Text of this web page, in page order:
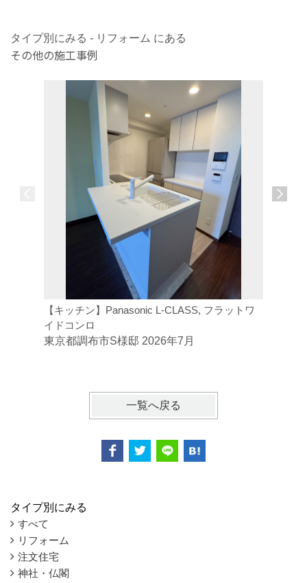
タイプ別にみる - リフォーム にある
その他の施工事例
【キッチン】Panasonic L-CLASS, フラットワ
イドコンロ
東京都調布市S様邸 2026年7月
一覧へ戻る
タイプ別にみる
すべて
リフォーム
注文住宅
神社・仏閣